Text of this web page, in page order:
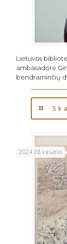
Lietuvos
ambasadorė
bendraminčių
2024 28 vasario